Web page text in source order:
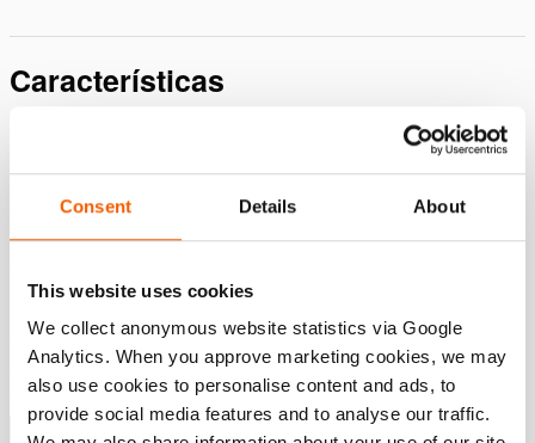
Consent Details About
This website uses cookies
We collect anonymous website statistics via Google
Analytics. When you approve marketing cookies, we may
also use cookies to personalise content and ads, to
provide social media features and to analyse our traffic.
Características
Cilindros 50% mais leves; a sua utilização é mais fácil e
funcionários
Duo Power Ring; vedante, rolamento e resistência a
para obter um tempo de vida útil superior
O pistão é especialmente revestido com uma camada
anodizada rígida, que lhe confere uma resistência
extrema ao desgaste e à corrosão
Mostrar mais